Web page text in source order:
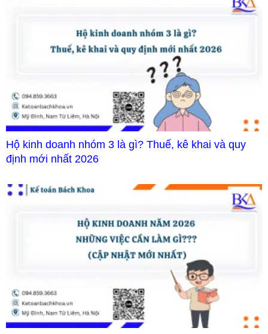
Hộ kinh doanh nhóm 3 là gì? Thuế, kê khai và quy
định mới nhất 2026